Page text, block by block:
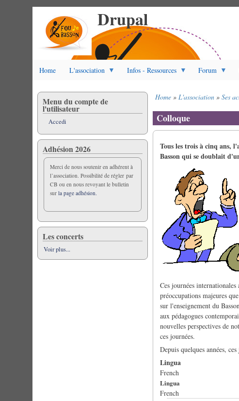
Drupal
Home L'association Infos - Ressources Forum
di
pane
Home L'association Ses
Colloque
Tous les trois à cinq ans,
Basson qui se doublait
Ces journées
préoccupations majeures
sur l'enseignement du
aux pédagogues
nouvelles perspectives de
ces journées.
Depuis quelques années,
Lingua
French
Lingua
French
Menu du compte de
l'utilisateur
Accedi
Adhésion 2026
Merci de nous soutenir en adhérent à
l’association. Possibilité de régler par
CB ou en nous revoyant le bulletin
surla page adhésion.
Les concerts
Voir plus...